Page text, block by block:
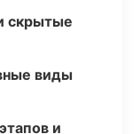
скрытые
виды
и